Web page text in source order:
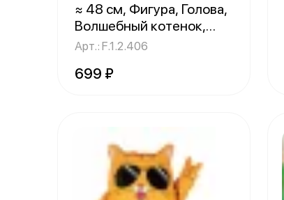
≈ 48 см, Фигура, Голова,
Волшебный котенок,
Черный 1 шт.
Арт.: F.1.2.406
699 ₽